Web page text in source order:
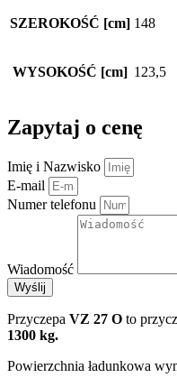
SZEROKOŚĆ [cm] 148
WYSOKOŚĆ [cm] 123,5
Zapytaj o cenę
Imię i Nazwisko
E-mail
Numer telefonu
Wiadomość
Wyślij
Przyczepa VZ 27 O to
1300 kg.
Powierzchnia ładunkowa